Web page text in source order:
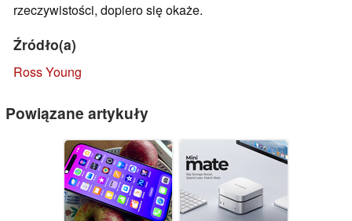
rzeczywistości, dopiero się okaże.
Źródło(a)
Ross Young
Powiązane artykuły